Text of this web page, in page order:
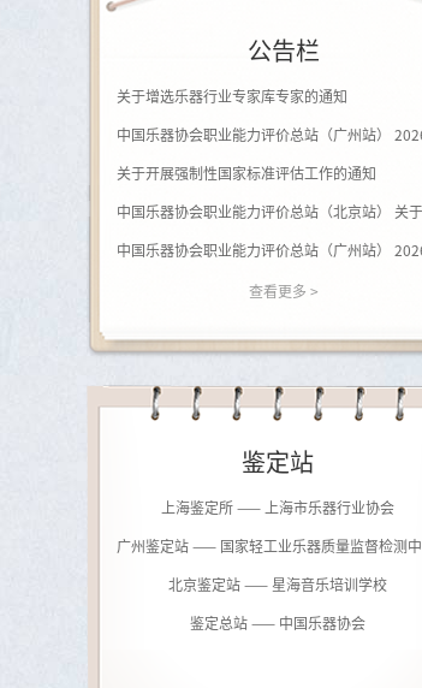
公告栏
关于增选乐器行业专家库专家的通知
关于开展强制性国家标准评估工作的通知
查看更多 >
鉴定站
上海鉴定所 —— 上海市乐器行业协会
北京鉴定站 —— 星海音乐培训学校
鉴定总站 —— 中国乐器协会